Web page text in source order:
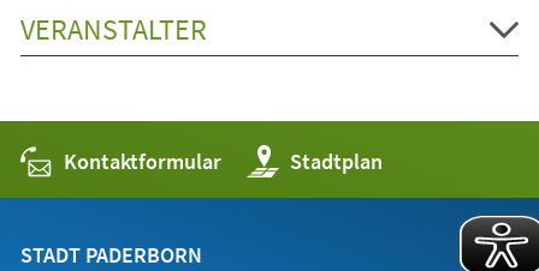
VERANSTALTER
Kontaktformular Stadtplan
(Öffnet
in
einem
STADT PADERBORN